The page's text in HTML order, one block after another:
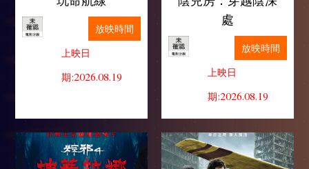
放映時間
上映日
期:2026.08.19
處
放映時間
上映日
期:2026.08.19